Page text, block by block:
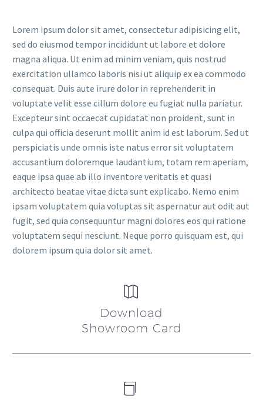
Lorem ipsum dolor sit amet, consectetur adipisicing elit,
sed do eiusmod tempor incididunt ut labore et dolore
magna aliqua. Ut enim ad minim veniam, quis nostrud
exercitation ullamco laboris nisi ut aliquip ex ea commodo
consequat. Duis aute irure dolor in reprehenderit in
voluptate velit esse cillum dolore eu fugiat nulla pariatur.
Excepteur sint occaecat cupidatat non proident, sunt in
culpa qui officia deserunt mollit anim id est laborum. Sed ut
perspiciatis unde omnis iste natus error sit voluptatem
accusantium doloremque laudantium, totam rem aperiam,
eaque ipsa quae ab illo inventore veritatis et quasi
architecto beatae vitae dicta sunt explicabo. Nemo enim
ipsam voluptatem quia voluptas sit aspernatur aut odit aut
fugit, sed quia consequuntur magni dolores eos qui ratione
voluptatem sequi nesciunt. Neque porro quisquam est, qui
dolorem ipsum quia dolor sit amet.


Download
Showroom Card

